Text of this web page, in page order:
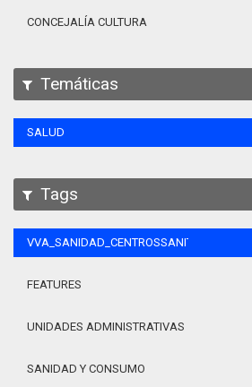
CONCEJALÍA CULTURA
Temáticas
SALUD
Tags
VVA_SANIDAD_CENTROSSANITARIOS_105
FEATURES
UNIDADES ADMINISTRATIVAS
SANIDAD Y CONSUMO